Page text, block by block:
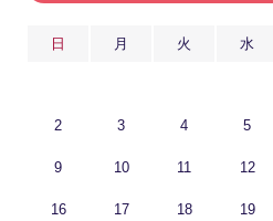
日 月 火 水
2 3 4 5
9 10 11 12
16 17 18 19